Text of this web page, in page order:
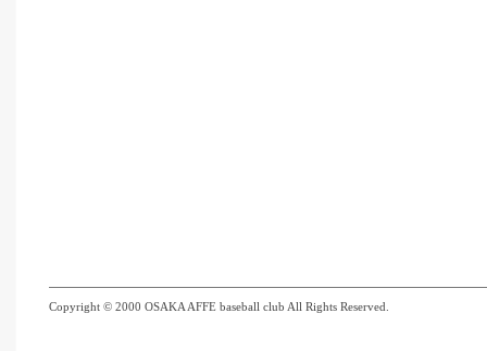
Copyright © 2000 OSAKA AFFE baseball club All Rights Reserved.